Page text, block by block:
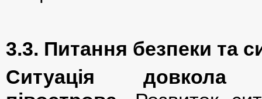
3.3. Питання безпеки та
Ситуація довкола